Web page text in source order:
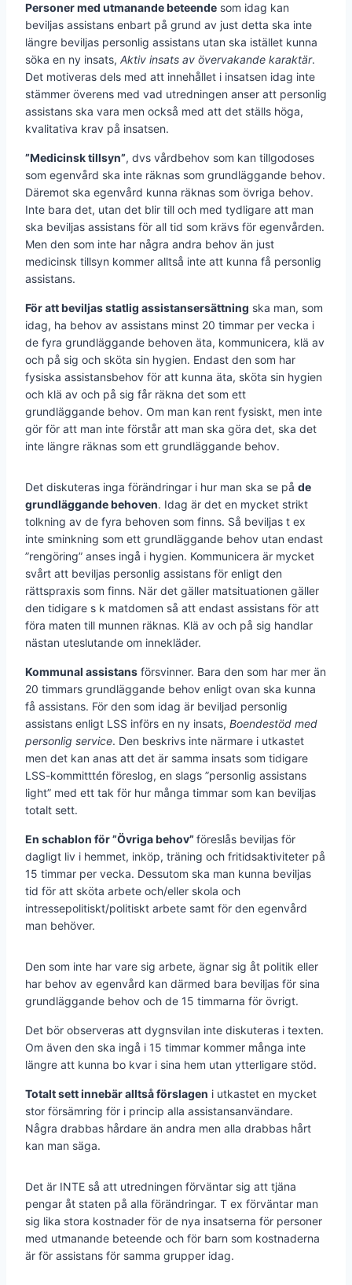
Personer med utmanande beteende som idag kan
beviljas assistans enbart på grund av just detta ska inte
längre beviljas personlig assistans utan ska istället kunna
söka en ny insats, Aktiv insats av övervakande karaktär.
Det motiveras dels med att innehållet i insatsen idag inte
stämmer överens med vad utredningen anser att personlig
assistans ska vara men också med att det ställs höga,
kvalitativa krav på insatsen.
”Medicinsk tillsyn”, dvs vårdbehov som kan tillgodoses
som egenvård ska inte räknas som grundläggande behov.
Däremot ska egenvård kunna räknas som övriga behov.
Inte bara det, utan det blir till och med tydligare att man
ska beviljas assistans för all tid som krävs för egenvården.
Men den som inte har några andra behov än just
medicinsk tillsyn kommer alltså inte att kunna få personlig
assistans.
För att beviljas statlig assistansersättning ska man, som
idag, ha behov av assistans minst 20 timmar per vecka i
de fyra grundläggande behoven äta, kommunicera, klä av
och på sig och sköta sin hygien. Endast den som har
fysiska assistansbehov för att kunna äta, sköta sin hygien
och klä av och på sig får räkna det som ett
grundläggande behov. Om man kan rent fysiskt, men inte
gör för att man inte förstår att man ska göra det, ska det
inte längre räknas som ett grundläggande behov.
Det diskuteras inga förändringar i hur man ska se på de
grundläggande behoven. Idag är det en mycket strikt
tolkning av de fyra behoven som finns. Så beviljas t ex
inte sminkning som ett grundläggande behov utan endast
”rengöring” anses ingå i hygien. Kommunicera är mycket
svårt att beviljas personlig assistans för enligt den
rättspraxis som finns. När det gäller matsituationen gäller
den tidigare s k matdomen så att endast assistans för att
föra maten till munnen räknas. Klä av och på sig handlar
nästan uteslutande om innekläder.
Kommunal assistans försvinner. Bara den som har mer än
20 timmars grundläggande behov enligt ovan ska kunna
få assistans. För den som idag är beviljad personlig
assistans enligt LSS införs en ny insats, Boendestöd med
personlig service. Den beskrivs inte närmare i utkastet
men det kan anas att det är samma insats som tidigare
LSS-kommitttén föreslog, en slags ”personlig assistans
light” med ett tak för hur många timmar som kan beviljas
totalt sett.
En schablon för ”Övriga behov” föreslås beviljas för
dagligt liv i hemmet, inköp, träning och fritidsaktiviteter på
15 timmar per vecka. Dessutom ska man kunna beviljas
tid för att sköta arbete och/eller skola och
intressepolitiskt/politiskt arbete samt för den egenvård
man behöver.
Den som inte har vare sig arbete, ägnar sig åt politik eller
har behov av egenvård kan därmed bara beviljas för sina
grundläggande behov och de 15 timmarna för övrigt.
Det bör observeras att dygnsvilan inte diskuteras i texten.
Om även den ska ingå i 15 timmar kommer många inte
längre att kunna bo kvar i sina hem utan ytterligare stöd.
Totalt sett innebär alltså förslagen i utkastet en mycket
stor försämring för i princip alla assistansanvändare.
Några drabbas hårdare än andra men alla drabbas hårt
kan man säga.
Det är INTE så att utredningen förväntar sig att tjäna
pengar åt staten på alla förändringar. T ex förväntar man
sig lika stora kostnader för de nya insatserna för personer
med utmanande beteende och för barn som kostnaderna
är för assistans för samma grupper idag.